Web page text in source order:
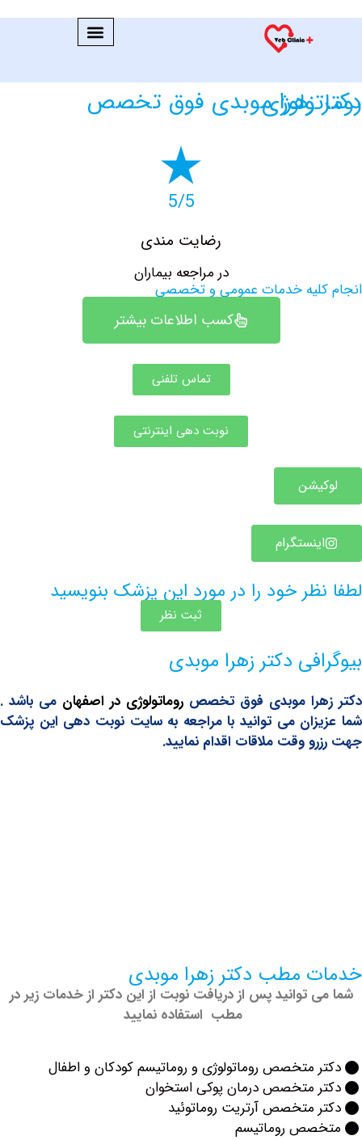
تخصص روماتولوژی
رضایت مندی
در مراجعه بیماران
خدمات عمومی و تخصصی
کسب اطلاعات بیشتر
تماس تلفنی
نوبت دهی اینترنتی
خود را در مورد این پزشک بنویسید
ثبت نظر
دکتر زهرا موبدی
موبدی فوق تخصصروماتولوژی در اصفهانمی باشد .
می توانید با مراجعه به سایت نوبت دهی این پزشک
وقت ملاقات اقدام نمایید.
مطب دکتر زهرا موبدی
توانید پس از دریافت نوبت از این دکتر از خدمات زیر در
مطب استفاده نمایید
متخصص روماتولوژی و روماتیسم کودکان و اطفال
متخصص درمان پوکی استخوان
متخصص آرتریت روماتوئید
روماتیسم